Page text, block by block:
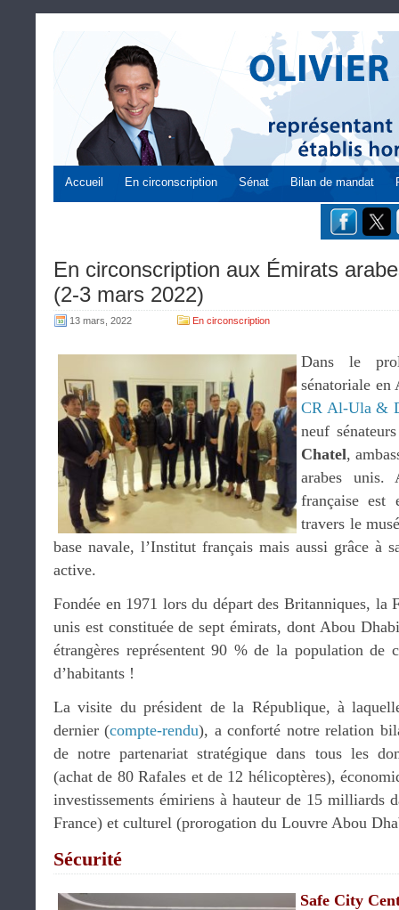
Accueil En circonscription Sénat Bilan de mandat
En circonscription aux Émirats
(2-3 mars 2022)
13 mars, 2022 En circonscription
Dans le
sénatoriale en
CR Al-Ula &
neuf
Chatel,
arabes unis.
française est
travers le
base navale, l’Institut français mais aussi grâce à
active.
Fondée en 1971 lors du départ des Britanniques, la
unis est constituée de sept émirats, dont Abou
étrangères représentent 90 % de la population
d’habitants !
La visite du président de la République, à
dernier (compte-rendu), a conforté notre relation
de notre partenariat stratégique dans tous les
(achat de 80 Rafales et de 12 hélicoptères),
investissements émiriens à hauteur de 15 milliards
France) et culturel (prorogation du Louvre Abou
Sécurité
Safe City